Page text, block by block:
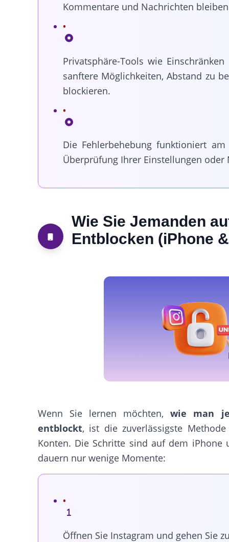
Kommentare und Nachrichten
Privatsphäre-Tools wie
sanftere Möglichkeiten, Abstand zu
blockieren.
Die Fehlerbehebung funktioniert
Überprüfung Ihrer Einstellungen oder
Wie Sie Jemanden
Entblocken (iPhone
Wenn Sie lernen möchten,wie man
entblockt, ist die zuverlässigste
Konten. Die Schritte sind auf dem
dauern nur wenige Momente:
Öffnen Sie Instagram und gehen Sie